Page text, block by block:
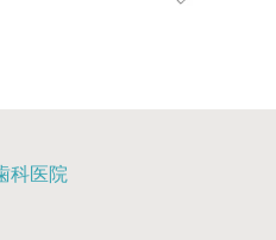
科医院